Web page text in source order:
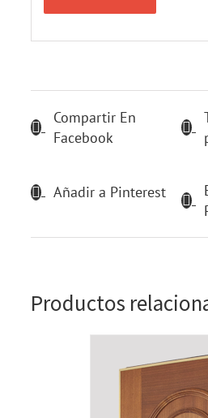
Compartir En
Facebook
Añadir a Pinterest
Productos